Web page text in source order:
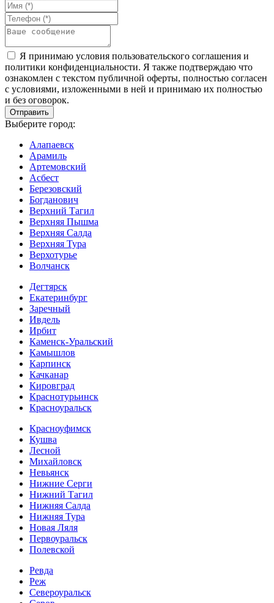
Я принимаю условия пользовательского соглашения и
политики конфиденциальности. Я также подтверждаю что
ознакомлен с текстом публичной оферты, полностью согласен
с условиями, изложенными в ней и принимаю их полностью
и без оговорок.
Выберите город:
Алапаевск
Арамиль
Артемовский
Асбест
Березовский
Богданович
Верхний Тагил
Верхняя Пышма
Верхняя Салда
Верхняя Тура
Верхотурье
Волчанск
Дегтярск
Екатеринбург
Заречный
Ивдель
Ирбит
Каменск-Уральский
Камышлов
Карпинск
Качканар
Кировград
Краснотурьинск
Красноуральск
Красноуфимск
Кушва
Лесной
Михайловск
Невьянск
Нижние Серги
Нижний Тагил
Нижняя Салда
Нижняя Тура
Новая Ляля
Первоуральск
Полевской
Ревда
Реж
Североуральск